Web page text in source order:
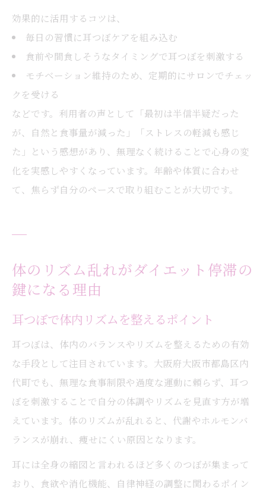
効果的に活用するコツは、
毎日の習慣に耳つぼケアを組み込む
食前や間食しそうなタイミングで耳つぼを刺激する
モチベーション維持のため、定期的にサロンでチェッ
クを受ける
などです。利用者の声として「最初は半信半疑だった
が、自然と食事量が減った」「ストレスの軽減も感じ
た」という感想があり、無理なく続けることで心身の変
化を実感しやすくなっています。年齢や体質に合わせ
て、焦らず自分のペースで取り組むことが大切です。
体のリズム乱れがダイエット停滞の
鍵になる理由
耳つぼで体内リズムを整えるポイント
耳つぼは、体内のバランスやリズムを整えるための有効
な手段として注目されています。大阪府大阪市都島区内
代町でも、無理な食事制限や過度な運動に頼らず、耳つ
ぼを刺激することで自分の体調やリズムを見直す方が増
えています。体のリズムが乱れると、代謝やホルモンバ
ランスが崩れ、痩せにくい原因となります。
耳には全身の縮図と言われるほど多くのつぼが集まって
おり、食欲や消化機能、自律神経の調整に関わるポイン